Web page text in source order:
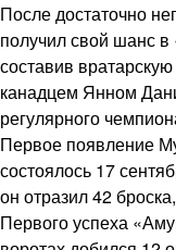
После достаточно
получил свой шанс
составив
канадцем Янном
регулярного
Первое появление
состоялось 17
он отразил 42
Первого успеха